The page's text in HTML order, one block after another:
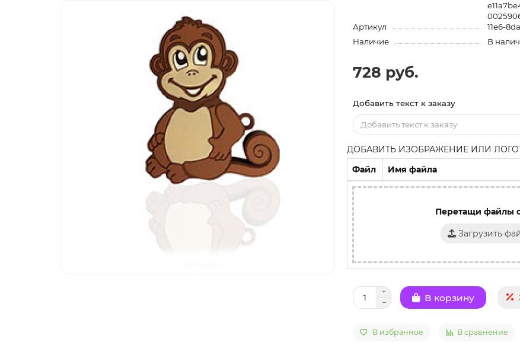
Артикул
11e6-
Наличие
В
728 руб.
Добавить текст к заказу
ДОБАВИТЬ ИЗОБРАЖЕНИЕ ИЛИ
Файл
Имя файла
Перетащи файлы
Загрузить
В корзину
В избранное В сравнение